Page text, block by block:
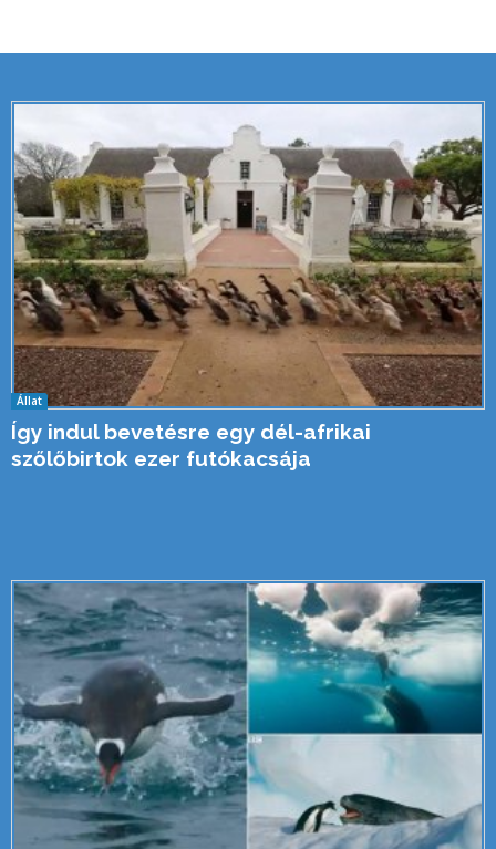
Állat
Így indul bevetésre egy dél-afrikai
szőlőbirtok ezer futókacsája